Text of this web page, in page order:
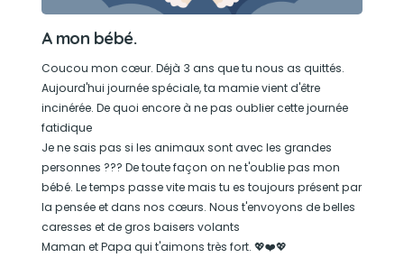
A mon bébé.
Coucou mon cœur. Déjà 3 ans que tu nous as quittés.
Aujourd'hui journée spéciale, ta mamie vient d'être
incinérée. De quoi encore à ne pas oublier cette journée
fatidique
Je ne sais pas si les animaux sont avec les grandes
personnes ??? De toute façon on ne t'oublie pas mon
bébé. Le temps passe vite mais tu es toujours présent par
la pensée et dans nos cœurs. Nous t'envoyons de belles
caresses et de gros baisers volants
Maman et Papa qui t'aimons très fort. 💖❤️💖